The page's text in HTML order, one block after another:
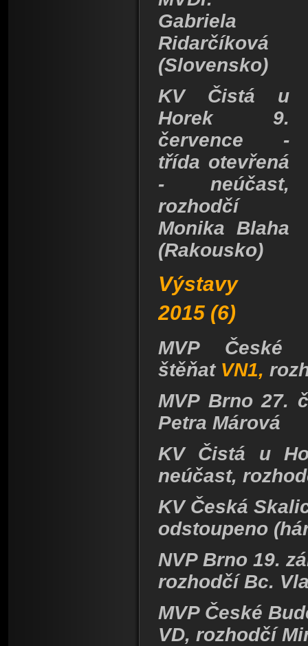
Gabriela
Ridarčíková
(Slovensko)
KV Čistá u
Horek 9.
července -
třída otevřená
- neúčast,
rozhodčí
Monika Blaha
(Rakousko)
Výstavy
2015 (6)
MVP
štěňat VN1,
MVP Brno 27.
Petra Márová
KV Čistá u
neúčast,
KV Česká
odstoupeno
NVP Brno 19.
rozhodčí Bc.
MVP České
VD, rozhodčí